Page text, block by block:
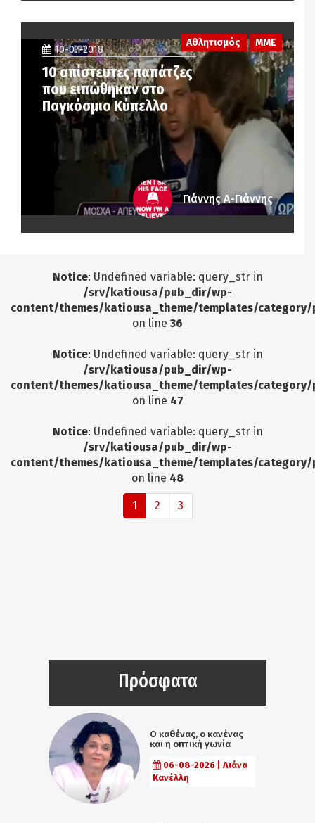
10-07-2018
10 απίστευτες παπάτζες
που ειπώθηκαν στο
Παγκόσμιο Κύπελλο
Αθλητισμός ΜΜΕ
Γιάννης Α-Γιάννης
Notice: Undefined variable: query_str in
/srv/katiousa/pub_dir/wp-
content/themes/katiousa_theme/templates/
on line 36
Notice: Undefined variable: query_str in
/srv/katiousa/pub_dir/wp-
content/themes/katiousa_theme/templates/
on line 47
Notice: Undefined variable: query_str in
/srv/katiousa/pub_dir/wp-
content/themes/katiousa_theme/templates/
on line 48
1 2 3
Πρόσφατα
Ο καθένας, ο κανένας
και η οπτική γωνία
06-08-2026 | Λιάνα
Κανέλλη